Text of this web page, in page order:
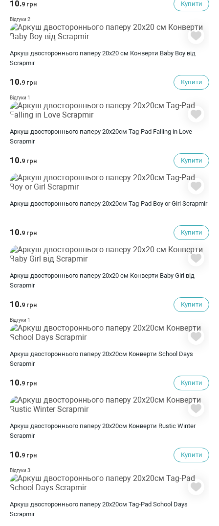
10.9 грн Купити
Відгуки 2
Аркуш двостороннього паперу 20х20 см Конверти Baby Boy від
Scrapmir
10.9 грн Купити
Відгуки 1
Аркуш двостороннього паперу 20х20см Tag-Pad Falling in Love
Scrapmir
10.9 грн Купити
Аркуш двостороннього паперу 20х20см Tag-Pad Boy or Girl Scrapmir
10.9 грн Купити
Аркуш двостороннього паперу 20х20 см Конверти Baby Girl від
Scrapmir
10.9 грн Купити
Відгуки 1
Аркуш двостороннього паперу 20х20см Конверти School Days
Scrapmir
10.9 грн Купити
Аркуш двостороннього паперу 20х20см Конверти Rustic Winter
Scrapmir
10.9 грн Купити
Відгуки 3
Аркуш двостороннього паперу 20х20см Tag-Pad School Days
Scrapmir